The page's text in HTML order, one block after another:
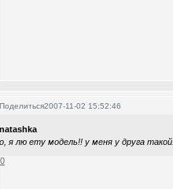
Поделиться2007-11-02 15:52:46
natashka
о, я лю ету модель!! у меня у друга
0